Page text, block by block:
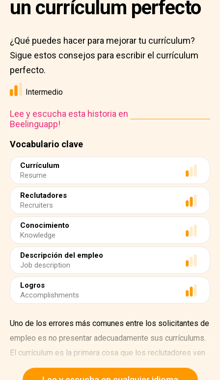
Vocabulario clave
Currículum
Resume
Reclutadores
Recruiters
Conocimiento
Knowledge
Descripción del empleo
Job description
Logros
Accomplishments
un currículum perfecto
¿Qué puedes hacer para mejorar tu currículum?
Sigue estos consejos para escribir el currículum
perfecto.
Intermedio
Lee y escucha esta historia en
Beelinguapp!
Uno de los errores más comunes entre los solicitantes de
empleo es no presentar adecuadamente sus currículums.
El currículum es la primera cosa que los reclutadores ven
de ti. Puedes tener todas las calificaciones correctas para